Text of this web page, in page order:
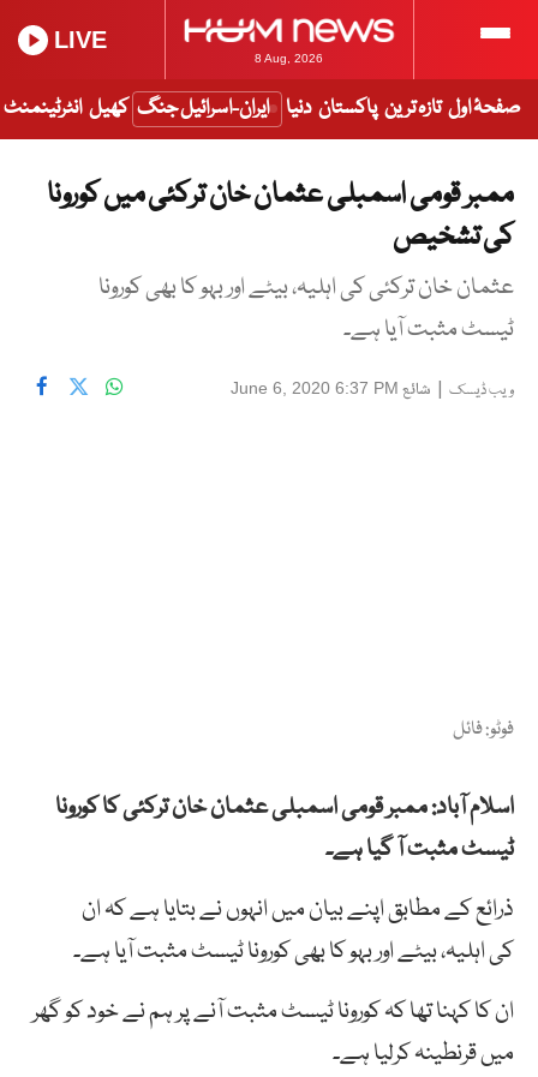
8 Aug, 2026
LIVE
صفحۂ اول تازہ ترین پاکستان دنیا ایران-اسرائیل جنگ کھیل انٹرٹینمنٹ
ممبر قومی اسمبلی عثمان خان ترکئی میں کورونا
کی تشخیص
عثمان خان ترکئی کی اہلیہ، بیٹے اور بہو کا بھی کورونا
ٹیسٹ مثبت آیا ہے۔
ویب ڈیسک | شائع June 6, 2020 6:37 PM
فوٹو: فائل
اسلام آباد: ممبر قومی اسمبلی عثمان خان ترکئی کا کورونا
ٹیسٹ مثبت آ گیا ہے۔
ذرائع کے مطابق اپنے بیان میں انہوں نے بتایا ہے کہ ان
کی اہلیہ، بیٹے اور بہو کا بھی کورونا ٹیسٹ مثبت آیا ہے۔
ان کا کہنا تھا کہ کورونا ٹیسٹ مثبت آنے پر ہم نے خود کو گھر
میں قرنطینہ کرلیا ہے۔